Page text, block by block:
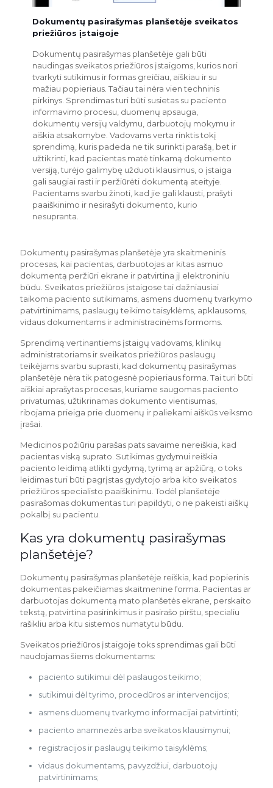
Dokumentų pasirašymas planšetėje sveikatos
priežiūros įstaigoje
Dokumentų pasirašymas planšetėje gali būti
naudingas sveikatos priežiūros įstaigoms, kurios nori
tvarkyti sutikimus ir formas greičiau, aiškiau ir su
mažiau popieriaus. Tačiau tai nėra vien techninis
pirkinys. Sprendimas turi būti susietas su paciento
informavimo procesu, duomenų apsauga,
dokumentų versijų valdymu, darbuotojų mokymu ir
aiškia atsakomybe. Vadovams verta rinktis tokį
sprendimą, kuris padeda ne tik surinkti parašą, bet ir
užtikrinti, kad pacientas matė tinkamą dokumento
versiją, turėjo galimybę užduoti klausimus, o įstaiga
gali saugiai rasti ir peržiūrėti dokumentą ateityje.
Pacientams svarbu žinoti, kad jie gali klausti, prašyti
paaiškinimo ir nesirašyti dokumento, kurio
nesupranta.
Dokumentų pasirašymas planšetėje yra skaitmeninis
procesas, kai pacientas, darbuotojas ar kitas asmuo
dokumentą peržiūri ekrane ir patvirtina jį elektroniniu
būdu. Sveikatos priežiūros įstaigose tai dažniausiai
taikoma paciento sutikimams, asmens duomenų tvarkymo
patvirtinimams, paslaugų teikimo taisyklėms, apklausoms,
vidaus dokumentams ir administracinėms formoms.
Sprendimą vertinantiems įstaigų vadovams, klinikų
administratoriams ir sveikatos priežiūros paslaugų
teikėjams svarbu suprasti, kad dokumentų pasirašymas
planšetėje nėra tik patogesnė popieriaus forma. Tai turi būti
aiškiai aprašytas procesas, kuriame saugomas paciento
privatumas, užtikrinamas dokumento vientisumas,
ribojama prieiga prie duomenų ir paliekami aiškūs veiksmo
įrašai.
Medicinos požiūriu parašas pats savaime nereiškia, kad
pacientas viską suprato. Sutikimas gydymui reiškia
paciento leidimą atlikti gydymą, tyrimą ar apžiūrą, o toks
leidimas turi būti pagrįstas gydytojo arba kito sveikatos
priežiūros specialisto paaiškinimu. Todėl planšetėje
pasirašomas dokumentas turi papildyti, o ne pakeisti aiškų
pokalbį su pacientu.
Kas yra dokumentų pasirašymas
planšetėje?
Dokumentų pasirašymas planšetėje reiškia, kad popierinis
dokumentas pakeičiamas skaitmenine forma. Pacientas ar
darbuotojas dokumentą mato planšetės ekrane, perskaito
tekstą, patvirtina pasirinkimus ir pasirašo pirštu, specialiu
rašikliu arba kitu sistemos numatytu būdu.
Sveikatos priežiūros įstaigoje toks sprendimas gali būti
naudojamas šiems dokumentams:
paciento sutikimui dėl paslaugos teikimo;
sutikimui dėl tyrimo, procedūros ar intervencijos;
asmens duomenų tvarkymo informacijai patvirtinti;
paciento anamnezės arba sveikatos klausimynui;
registracijos ir paslaugų teikimo taisyklėms;
vidaus dokumentams, pavyzdžiui, darbuotojų
patvirtinimams;